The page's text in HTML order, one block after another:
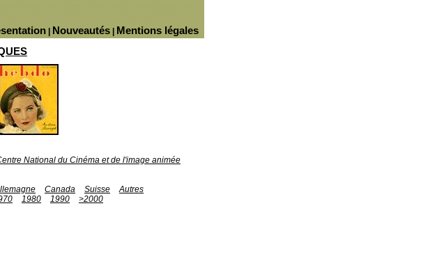
Mentions légales
Nouveautés
National du Cinéma et de l'image animée
Canada Suisse
Autres
1980 1990
>2000